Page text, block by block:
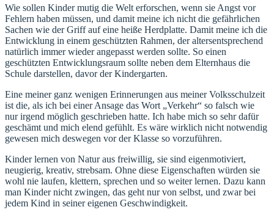
Wie sollen Kinder mutig die Welt erforschen, wenn sie Angst vor
Fehlern haben müssen, und damit meine ich nicht die gefährlichen
Sachen wie der Griff auf eine heiße Herdplatte. Damit meine ich die
Entwicklung in einem geschützten Rahmen, der altersentsprechend
natürlich immer wieder angepasst werden sollte. So einen
geschützten Entwicklungsraum sollte neben dem Elternhaus die
Schule darstellen, davor der Kindergarten.
Eine meiner ganz wenigen Erinnerungen aus meiner Volksschulzeit
ist die, als ich bei einer Ansage das Wort „Verkehr“ so falsch wie
nur irgend möglich geschrieben hatte. Ich habe mich so sehr dafür
geschämt und mich elend gefühlt. Es wäre wirklich nicht notwendig
gewesen mich deswegen vor der Klasse so vorzuführen.
Kinder lernen von Natur aus freiwillig, sie sind eigenmotiviert,
neugierig, kreativ, strebsam. Ohne diese Eigenschaften würden sie
wohl nie laufen, klettern, sprechen und so weiter lernen. Dazu kann
man Kinder nicht zwingen, das geht nur von selbst, und zwar bei
jedem Kind in seiner eigenen Geschwindigkeit.